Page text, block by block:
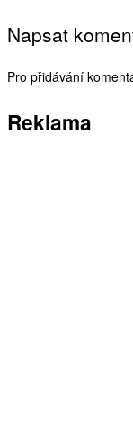
Napsat
Pro přidávání
Reklama